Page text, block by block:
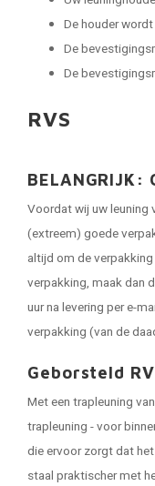
De houder
De
De
RVS
Voordat wij uw leuning
(extreem) goede
altijd om de
verpakking, maak dan
uur na levering per e-
verpakking (van de
Geborsteld
Met een trapleuning
trapleuning - voor
die ervoor zorgt dat
staal praktischer met